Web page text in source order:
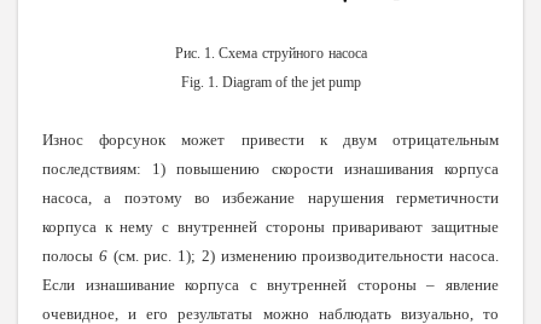
Рис. 1. Схема струйного насоса
Fig. 1. Diagram of the jet pump
Износ форсунок может привести к двум отрицательным
последствиям: 1) повышению скорости изнашивания корпуса
насоса, а поэтому во избежание нарушения герметичности
корпуса к нему с внутренней стороны приваривают защитные
полосы 6(см. рис. 1); 2) изменению производительности насоса.
Если изнашивание корпуса с внутренней стороны – явление
очевидное, и его результаты можно наблюдать визуально, то